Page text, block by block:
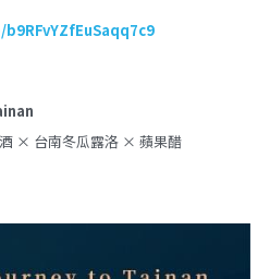
× 台南冬瓜露洛 × 蘋果醋